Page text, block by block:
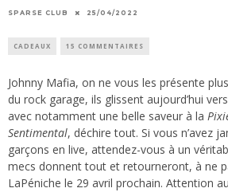
SPARSE CLUB 25/04/2022
CADEAUX 15 COMMENTAIRES
Johnny Mafia, on ne vous les présente
du rock garage, ils glissent aujourd’hui
avec notamment une belle saveur à la
Sentimental, déchire tout. Si vous n’avez
garçons en live, attendez-vous à un
mecs donnent tout et retourneront, à ne
LaPéniche le 29 avril prochain. Attention